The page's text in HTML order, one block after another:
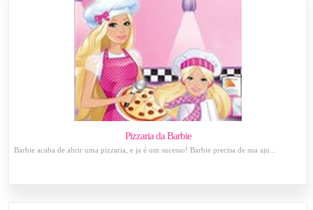
Pizzaria da Barbie
Barbie acaba de abrir uma pizzaria, e ja é um sucesso! Barbie precisa de sua aju...